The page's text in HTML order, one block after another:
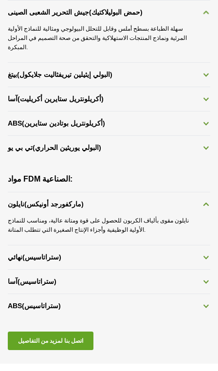
جيش التحرير الشعبى الصينى(حمض البوليلاكتيك)
سهلة الطباعة بسطح أملس وقابل للتحلل البيولوجي ومثالية للنماذج الأولية
المرئية ونماذج المنتجات الاستهلاكية والتحقق من صحة التصميم في المراحل
المبكرة.
بيتغ(البولي إيثيلين تيريفثاليت جلايكول )
آسا (أكريلونتريل ستايرين أكريليت)
ABS(أكريلونتريل بوتادين ستايرين)
تي بي يو(البولي يوريثين الحراري )
مواد FDM الصناعية:
نايلون(ماركفورجد أونيكس)
نايلون مقوى بألياف الكربون للحصول على قوة ومتانة عالية، ومناسب للنماذج
الأولية الوظيفية وأجزاء الإنتاج الصغيرة التي تتطلب المتانة.
نهائي(ستراتاسيس)
آسا (ستراتاسيس)
ABS(ستراتاسيس)
اتصل بنا لمزيد من التفاصيل